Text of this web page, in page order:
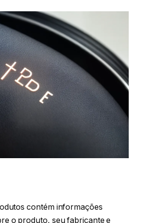
contém informações
o produto, seu fabricante e